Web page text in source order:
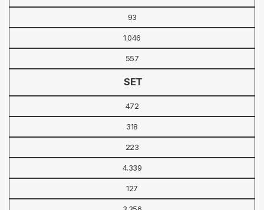
93
1.046
557
SET
472
318
223
4.339
127